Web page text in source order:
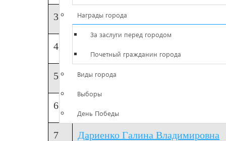
Награды города
За заслуги перед городом
Почетный гражданин города
Виды города
Выборы
День Победы
3 Бовшик Павел Александрович
4
5 Бережнёв Андрей Александрович
6
7 Дариенко Галина Владимировна